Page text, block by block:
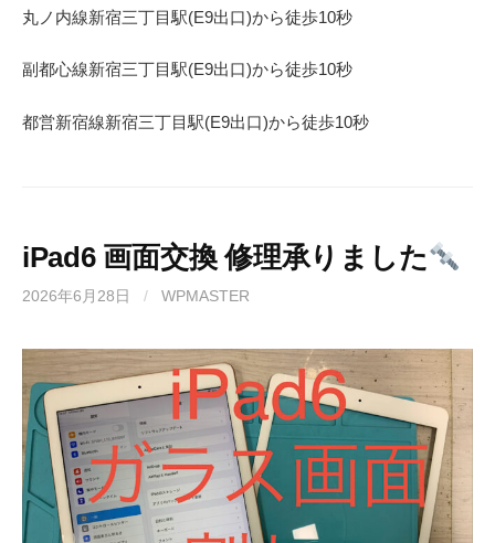
丸ノ内線新宿三丁目駅(E9出口)から徒歩10秒
副都心線新宿三丁目駅(E9出口)から徒歩10秒
都営新宿線新宿三丁目駅(E9出口)から徒歩10秒
iPad6 画面交換 修理承りました
2026年6月28日 / WPMASTER